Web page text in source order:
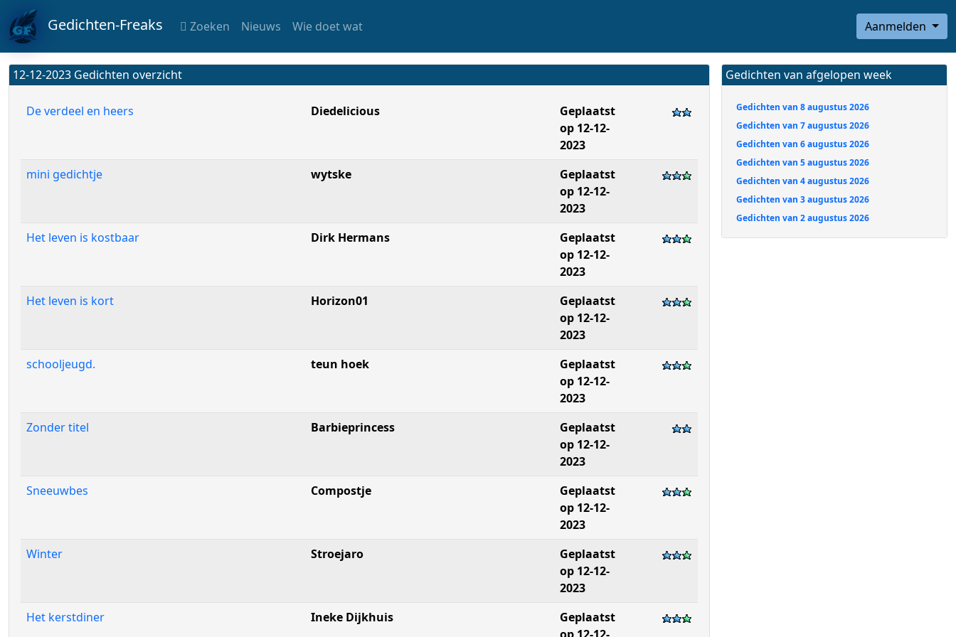
Gedichten-Freaks Zoeken Nieuws Wie doet wat Aanmelden
12-12-2023 Gedichten overzicht
De verdeel en heers Diedelicious
Geplaatst
op 12-12-
2023
mini gedichtje
wytske
Geplaatst
op 12-12-
2023
Het leven is kostbaar
Dirk Hermans
Geplaatst
op 12-12-
2023
Het leven is kort
Horizon01
Geplaatst
op 12-12-
2023
schooljeugd.
teun hoek
Geplaatst
op 12-12-
2023
Zonder titel
Barbieprincess
Geplaatst
op 12-12-
2023
Sneeuwbes
Compostje
Geplaatst
op 12-12-
2023
Winter
Stroejaro
Geplaatst
op 12-12-
2023
Het kerstdiner
Ineke Dijkhuis
Geplaatst
Gedichten van afgelopen week
Gedichten van 8 augustus 2026
Gedichten van 7 augustus 2026
Gedichten van 6 augustus 2026
Gedichten van 5 augustus 2026
Gedichten van 4 augustus 2026
Gedichten van 3 augustus 2026
Gedichten van 2 augustus 2026